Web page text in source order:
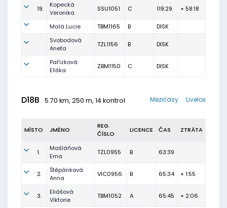
19.
Kopecká
Veronika
SSU1051 C 119:29 + 58:18
Malá Lucie TBM1165 B
DISK
Svobodová
Aneta
TZL1156 B DISK
Pařízková
Eliška
ZBM1150 C DISK
D18B 5.70 km, 250 m, 14 kontrol Livelox
Mezičasy
MÍSTO JMÉNO
REG.
ČÍSLO
LICENCE ČAS ZTRÁTA
1.
Mašláňová
Ema
TZL0955 B 63:39
2.
Štěpánková
Anna
VIC0956 B 65:34 + 1:55
3.
Eliášová
Viktorie
TBM1052 A 65:45 + 2:06